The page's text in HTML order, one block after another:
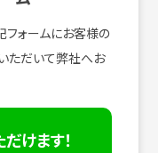
ォームにお客様の
ただいて弊社へお
けます！